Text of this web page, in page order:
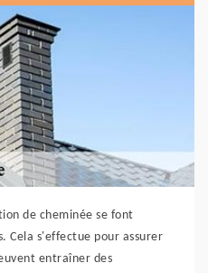
de cheminée se font
Cela s'effectue pour assurer
entraîner des